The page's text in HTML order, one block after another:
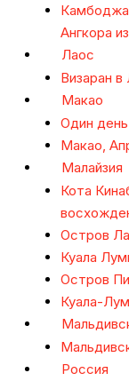
Ангкора
Лаос
Визаран
Макао
Один
Макао,
Малайзия
Кота
Остров
Куала
Остров
Куала-
Россия